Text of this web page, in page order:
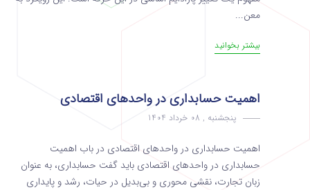
معن...
بیشتر بخوانید
اهمیت حسابداری در واحدهای اقتصادی
پنجشنبه , 08 خرداد 1404
اهمیت حسابداری در واحدهای اقتصادی در باب اهمیت
حسابداری در واحدهای اقتصادی باید گفت حسابداری، به عنوان
زبان تجارت، نقشی محوری و بی‌بدیل در حیات، رشد و پایداری